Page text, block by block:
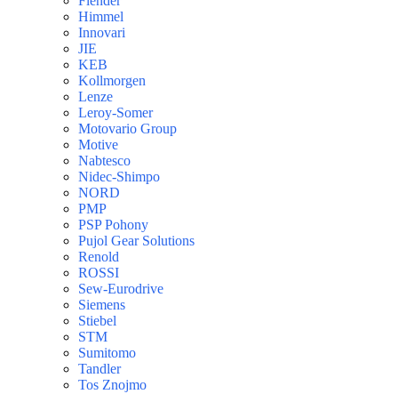
Himmel
Innovari
JIE
KEB
Kollmorgen
Lenze
Leroy-Somer
Motovario Group
Motive
Nabtesco
Nidec-Shimpo
NORD
PMP
PSP Pohony
Pujol Gear Solutions
Renold
ROSSI
Sew-Eurodrive
Siemens
Stiebel
STM
Sumitomo
Tandler
Tos Znojmo